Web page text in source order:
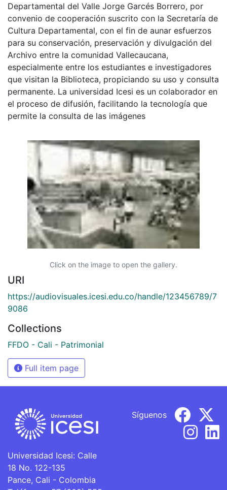
Departamental del Valle Jorge Garcés Borrero, por
convenio de cooperación suscrito con la Secretaría de
Cultura Departamental, con el fin de aunar esfuerzos
para su conservación, preservación y divulgación del
Archivo entre la comunidad Vallecaucana,
especialmente entre los estudiantes e investigadores
que visitan la Biblioteca, propiciando su uso y consulta
permanente. La universidad Icesi es un colaborador en
el proceso de difusión, facilitando la tecnología que
permite la consulta de las imágenes
Click on the image to open the gallery.
URI
https://audiovisuales.icesi.edu.co/handle/123456789/7
9086
Collections
FFDO - Cali - Patrimonial
Full item page
Universidad Icesi: Calle
18 No. 122-135
Pance, Cali - Colombia
Síguenos